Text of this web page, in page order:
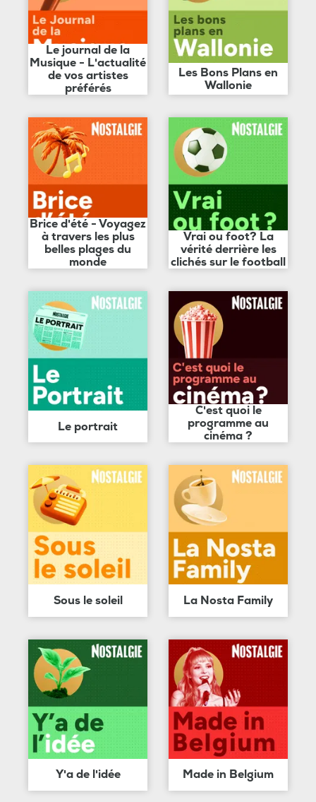
Le journal de la
Musique - L'actualité
de vos artistes
préférés
Les Bons Plans en
Wallonie
Brice d'été - Voyagez
à travers les plus
belles plages du
monde
Vrai ou foot? La
vérité derrière les
clichés sur le football
Le portrait
C'est quoi le
programme au
cinéma ?
Sous le soleil La Nosta Family
Y'a de l'idée Made in Belgium